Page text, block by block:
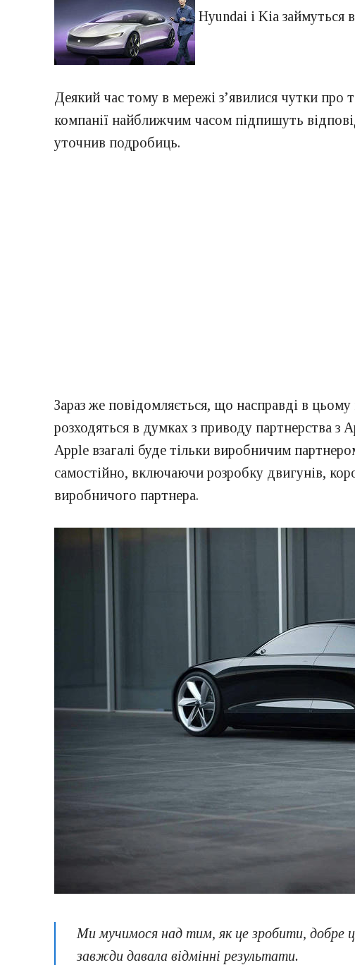
Hyundai і Kia
Деякий час тому в мережі з’явилися чутки
компанії найближчим часом підпишуть
уточнив подробиць.
Зараз же повідомляється, що насправді в
розходяться в думках з приводу партнерства
Apple взагалі буде тільки виробничим
самостійно, включаючи розробку двигунів,
виробничого партнера.
Ми мучимося над тим, як це зробити, добре
завжди давала відмінні результати.